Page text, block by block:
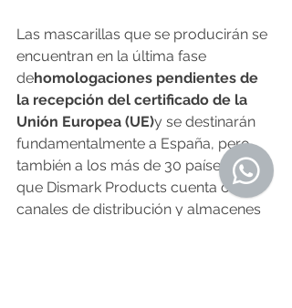
Las mascarillas que se producirán se
encuentran en la última fase
dehomologaciones pendientes de
la recepción del certificado de la
Unión Europea (UE)y se destinarán
fundamentalmente a España, pero
también a los más de 30 países en los
que Dismark Products cuenta con
canales de distribución y almacenes